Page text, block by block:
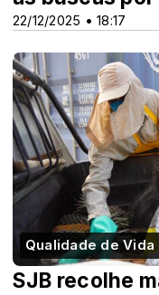
22/12/2025 • 18:17
Qualidade de
SJB recolhe